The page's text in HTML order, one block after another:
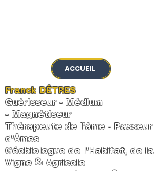
ACCUEIL
Franck DÊTRES
Guérisseur - Médium
- Magnétiseur
Thérapeute de l'âme - Passeur
d'Âmes
Géobiologue de l'Habitat, de la
Vigne & Agricole